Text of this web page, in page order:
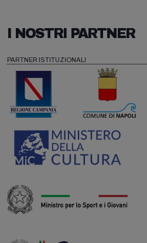
I NOSTRI PARTNER
PARTNER ISTITUZIONALI